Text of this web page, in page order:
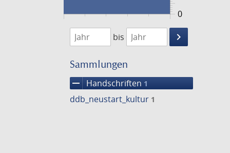
0
1474
1475
bis
keyboard_arrow_right
Suche
Sammlungen
remove Handschriften 1
ddb_neustart_kultur 1